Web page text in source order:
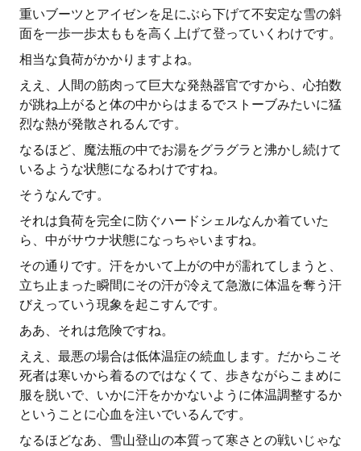
重いブーツとアイゼンを足にぶら下げて不安定な雪の斜
面を一歩一歩太ももを高く上げて登っていくわけです。
相当な負荷がかかりますよね。
ええ、人間の筋肉って巨大な発熱器官ですから、心拍数
が跳ね上がると体の中からはまるでストーブみたいに猛
烈な熱が発散されるんです。
なるほど、魔法瓶の中でお湯をグラグラと沸かし続けて
いるような状態になるわけですね。
そうなんです。
それは負荷を完全に防ぐハードシェルなんか着ていた
ら、中がサウナ状態になっちゃいますね。
その通りです。汗をかいて上がの中が濡れてしまうと、
立ち止まった瞬間にその汗が冷えて急激に体温を奪う汗
びえっていう現象を起こすんです。
ああ、それは危険ですね。
ええ、最悪の場合は低体温症の続血します。だからこそ
死者は寒いから着るのではなくて、歩きながらこまめに
服を脱いで、いかに汗をかかないように体温調整するか
ということに心血を注いでいるんです。
なるほどなあ、雪山登山の本質って寒さとの戦いじゃな